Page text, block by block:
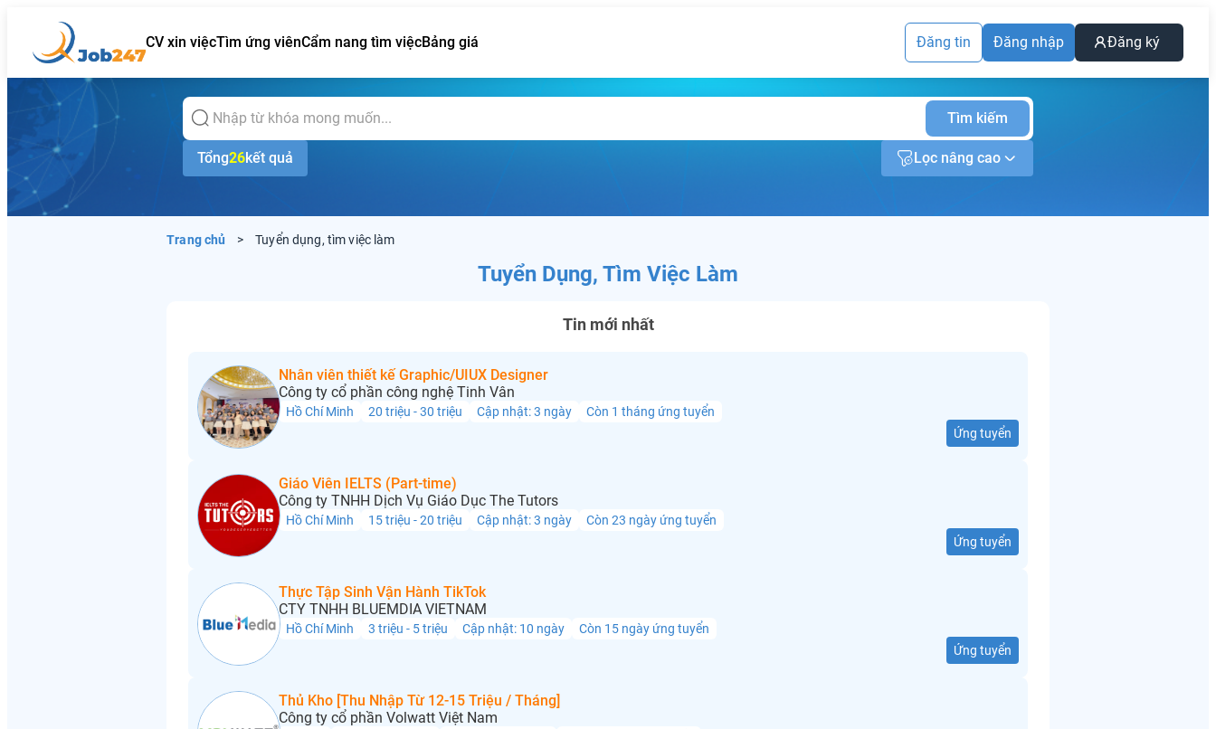
CV xin việcTìm ứng viênCẩm nang tìm việcBảng giá Đăng tin Đăng nhập Đăng ký
Tìm kiếm
Tổng26kết quả Lọc nâng cao
Trang chủ > Tuyển dụng, tìm việc làm
Tuyển Dụng, Tìm Việc Làm
Tin mới nhất
Nhân viên thiết kế Graphic/UIUX Designer
Công ty cổ phần công nghệ Tinh Vân
Hồ Chí Minh 20 triệu - 30 triệu Cập nhật: 3 ngày
Còn 1 tháng ứng tuyển
Ứng tuyển
Giáo Viên IELTS (Part-time)
Công ty TNHH Dịch Vụ Giáo Dục The Tutors
Hồ Chí Minh 15 triệu - 20 triệu Cập nhật: 3 ngày
Còn 23 ngày ứng tuyển
Ứng tuyển
Thực Tập Sinh Vận Hành TikTok
CTY TNHH BLUEMDIA VIETNAM
Hồ Chí Minh 3 triệu - 5 triệu Cập nhật: 10 ngày
Còn 15 ngày ứng tuyển
Ứng tuyển
Thủ Kho [Thu Nhập Từ 12-15 Triệu / Tháng]
Công ty cổ phần Volwatt Việt Nam